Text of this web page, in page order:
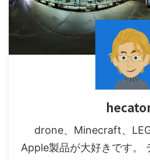
drone、Minecraft、
Apple製品が大好きです。